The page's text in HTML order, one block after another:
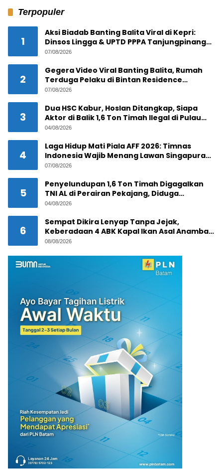
Terpopuler
1
Aksi Biadab Banting Balita Viral di Kepri:
Dinsos Lingga & UPTD PPPA Tanjungpinang
Lacak Pelaku
07/08/2026
2
Gegera Video Viral Banting Balita, Rumah
Terduga Pelaku di Bintan Residence
Tanjungpinang Diserbu Warga
07/08/2026
3
Dua HSC Kabur, Hoslan Ditangkap, Siapa
Aktor di Balik 1,6 Ton Timah Ilegal di Pulau
Pekajang ?
04/08/2026
4
Laga Hidup Mati Piala AFF 2026: Timnas
Indonesia Wajib Menang Lawan Singapura
Demi Tiket Semifinal
07/08/2026
5
Penyelundupan 1,6 Ton Timah Digagalkan
TNI AL di Perairan Pekajang, Diduga
Melibatkan Jaringan Internasional
04/08/2026
6
Sempat Dikira Lenyap Tanpa Jejak,
Keberadaan 4 ABK Kapal Ikan Asal Anambas
Akhirnya Terkuak!
08/08/2026